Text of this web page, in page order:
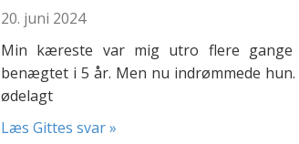
20. juni 2024
Min kæreste var mig utro flere
benægtet i 5 år. Men nu indrømmede
ødelagt
Læs Gittes svar »